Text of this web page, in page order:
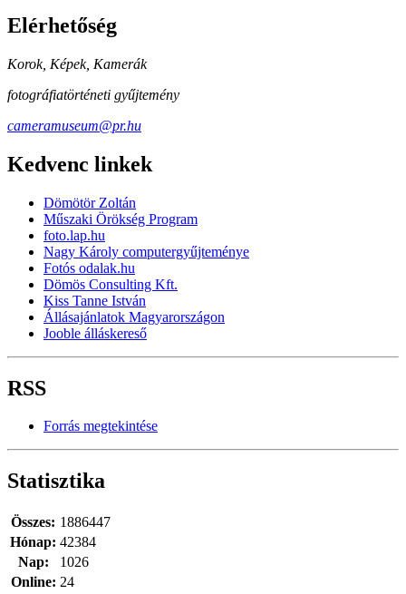
Elérhetőség
Korok, Képek, Kamerák
fotográfiatörténeti gyűjtemény
cameramuseum@pr.hu
Kedvenc linkek
Dömötör Zoltán
Műszaki Örökség Program
foto.lap.hu
Nagy Károly computergyűjteménye
Fotós odalak.hu
Dömös Consulting Kft.
Kiss Tanne István
Állásajánlatok Magyarországon
Jooble álláskereső
RSS
Forrás megtekintése
Statisztika
Online: 24
Összes: 1886447
Hónap: 42384
Nap:
1026